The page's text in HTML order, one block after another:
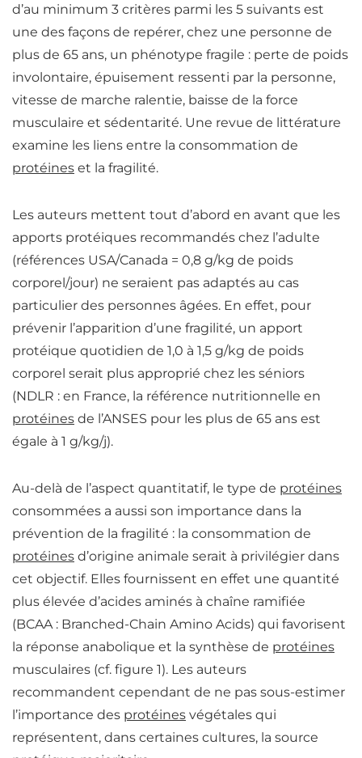
d’au minimum 3 critères parmi les 5 suivants est
une des façons de repérer, chez une personne de
plus de 65 ans, un phénotype fragile : perte de poids
involontaire, épuisement ressenti par la personne,
vitesse de marche ralentie, baisse de la force
musculaire et sédentarité. Une revue de littérature
examine les liens entre la consommation de
protéines et la fragilité.
Les auteurs mettent tout d’abord en avant que les
apports protéiques recommandés chez l’adulte
(références USA/Canada = 0,8 g/kg de poids
corporel/jour) ne seraient pas adaptés au cas
particulier des personnes âgées. En effet, pour
prévenir l’apparition d’une fragilité, un apport
protéique quotidien de 1,0 à 1,5 g/kg de poids
corporel serait plus approprié chez les séniors
(NDLR : en France, la référence nutritionnelle en
protéines de l’ANSES pour les plus de 65 ans est
égale à 1 g/kg/j).
Au-delà de l’aspect quantitatif, le type de protéines
consommées a aussi son importance dans la
prévention de la fragilité : la consommation de
protéines d’origine animale serait à privilégier dans
cet objectif. Elles fournissent en effet une quantité
plus élevée d’acides aminés à chaîne ramifiée
(BCAA : Branched-Chain Amino Acids) qui favorisent
la réponse anabolique et la synthèse de protéines
musculaires (cf. figure 1). Les auteurs
recommandent cependant de ne pas sous-estimer
l’importance des protéines végétales qui
représentent, dans certaines cultures, la source